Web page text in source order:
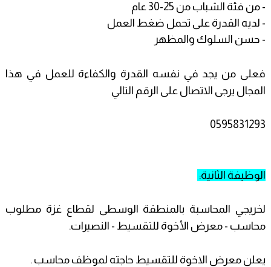
- من فئة الشباب من 25-30 عام
- لديه القدرة على تحمل ضغط العمل
- حسن السلوك والمظهر
فعلى من يجد في نفسه القدرة والكفاءة للعمل في هذا
المجال يرجى الاتصال على الرقم التالي
0595831293
الوظيفة الثانية:
لخريجي المحاسبة بالمنطقة الوسطى لقطاع غزة مطلوب
محاسب - معرض الأخوة للتقسيط - النصيرات.
يعلن معرض الاخوة للتقسيط حاجته لموظف محاسب .